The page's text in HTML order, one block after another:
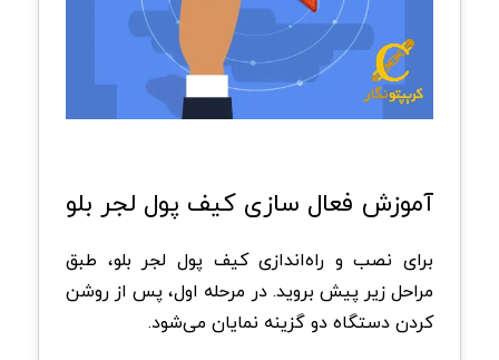
آموزش فعال سازی کیف پول لجر بلو
برای نصب و راه‌اندازی کیف پول لجر بلو، طبق
مراحل زیر پیش بروید. در مرحله اول، پس از روشن
کردن دستگاه دو گزینه نمایان می‌شود.